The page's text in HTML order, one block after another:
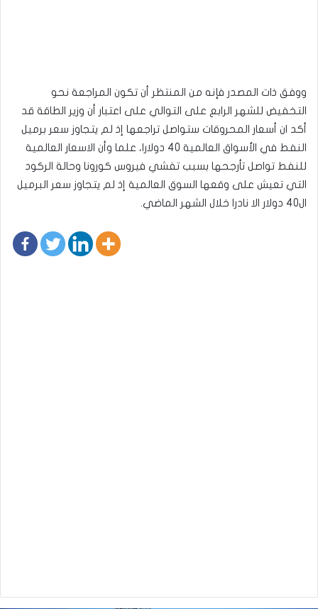
ووفق ذات المصدر فإنه من المنتظر أن تكون المراجعة نحو
التخفيض للشهر الرابع على التوالي على اعتبار أن وزير الطاقة قد
أكد ان أسعار المحروقات ستواصل تراجعها إذ لم يتجاوز سعر برميل
النفط في الأسواق العالمية 40 دولارا، علما وأن الاسعار العالمية
للنفط تواصل تأرجحها بسبب تفشي فيروس كورونا وحالة الركود
التي تعيش على وقعها السوق العالمية إذ لم يتجاوز سعر البرميل
ال40 دولار الا نادرا خلال الشهر الماضي.